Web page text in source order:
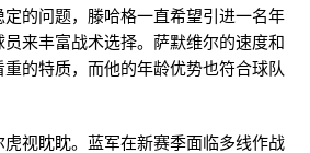
的问题，滕哈格一直希望引进一名年
来丰富战术选择。萨默维尔的速度和
的特质，而他的年龄优势也符合球队
视眈眈。蓝军在新赛季面临多线作战